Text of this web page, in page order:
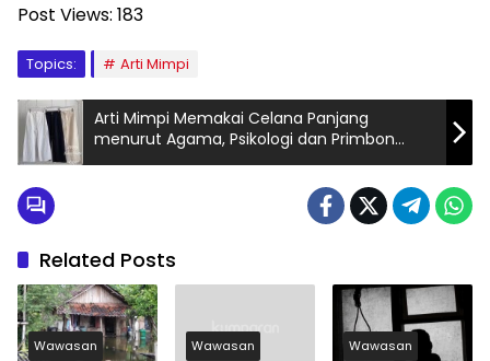
Post Views: 183
Topics: Arti Mimpi
Arti Mimpi Memakai Celana Panjang
menurut Agama, Psikologi dan Primbon
Jawa
Related Posts
Wawasan Wawasan Wawasan